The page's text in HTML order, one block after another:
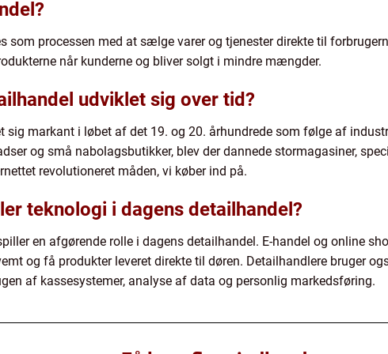
som processen med at sælge varer og tjenester direkte til
når kunderne og bliver solgt i mindre mængder.
udviklet sig over tid?
sig markant i løbet af det 19. og 20. århundrede som følge af
og små nabolagsbutikker, blev der dannede stormagasiner,
revolutioneret måden, vi køber ind på.
teknologi i dagens detailhandel?
en afgørende rolle i dagens detailhandel. E-handel og online
og få produkter leveret direkte til døren. Detailhandlere bruger
af kassesystemer, analyse af data og personlig markedsføring.